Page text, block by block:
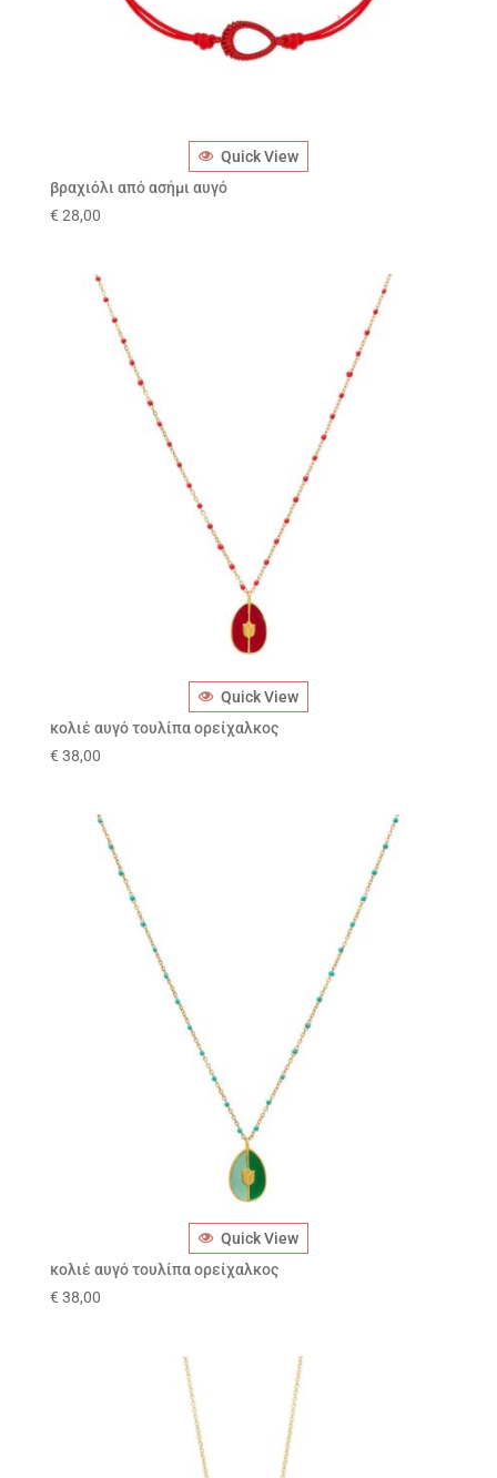
Quick View
βραχιόλι από ασήμι αυγό
€ 28,00
Quick View
κολιέ αυγό τουλίπα ορείχαλκος
€ 38,00
Quick View
κολιέ αυγό τουλίπα ορείχαλκος
€ 38,00